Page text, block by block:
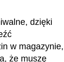
dzięki
w magazynie,
że muszę